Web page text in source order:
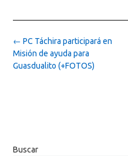
Post
navigation
← PC Táchira participará en
Misión de ayuda para
Guasdualito (+FOTOS)
Buscar